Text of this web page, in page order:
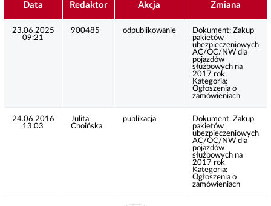
Data Redaktor Akcja Zmiana
23.06.2025
09:21
900485 odpublikowanie Dokument: Zakup
pakietów
ubezpieczeniowych
AC/OC/NW dla
pojazdów
służbowych na
2017 rok
Kategoria:
Ogłoszenia o
zamówieniach
24.06.2016
13:03
Julita
Choińska
publikacja Dokument: Zakup
pakietów
ubezpieczeniowych
AC/OC/NW dla
pojazdów
służbowych na
2017 rok
Kategoria:
Ogłoszenia o
zamówieniach